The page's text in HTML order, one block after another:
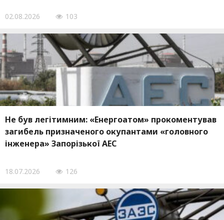
02.08.2026 103
Не був легітимним: «Енергоатом» прокоментував
загибель призначеного окупантами «головного
інженера» Запорізької АЕС
18.07.2026 126